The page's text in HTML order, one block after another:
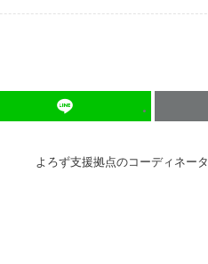
よろず支援拠点のコーディネー